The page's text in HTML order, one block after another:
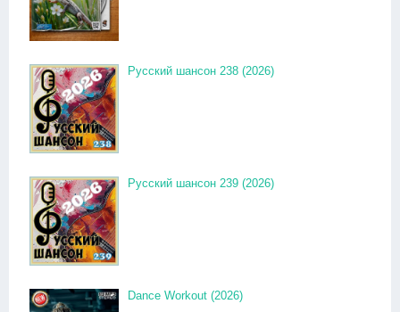
Русский шансон 238 (2026)
Русский шансон 239 (2026)
Dance Workout (2026)